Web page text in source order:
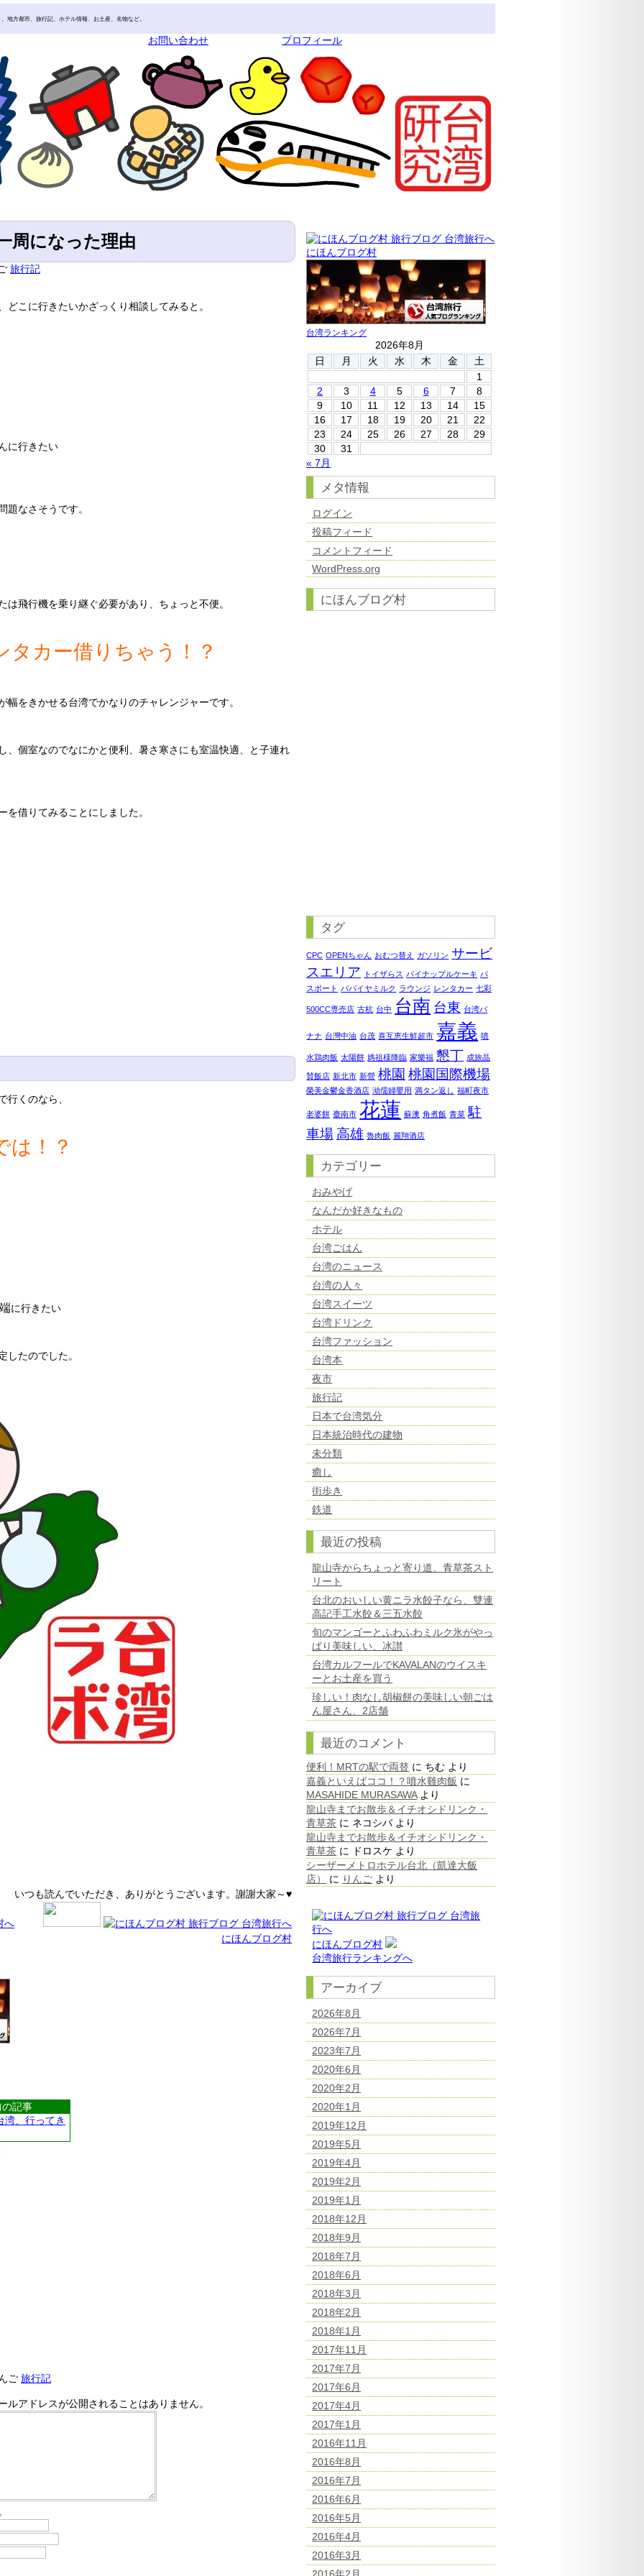
地方都市、旅行記、ホテル情報、お土産、名物など。
お問い合わせ プロフィール
周になった理由
旅行記
こに行きたいかざっくり相談してみると。
に行きたい
題なさそうです。
飛行機を乗り継ぐ必要があり、ちょっと不便。
タカー借りちゃう！？
をきかせる台湾でかなりのチャレンジャーです。
、個室なのでなにかと便利、暑さ寒さにも室温快適、と子連れ
借りてみることにしました。
行くのなら、
は！？
に行きたい
したのでした。
いつも読んでいただき、ありがとうございます。謝謝大家～♥
にほんブログ村
の記事
湾、行ってき
ご 旅行記
アドレスが公開されることはありません。
にほんブログ村
台湾ランキング
2026年8月
日
月 火 水 木 金
土
1
2
3 4 5 6 7
8
9
10 11 12 13 14
15
16
17 18 19 20 21
22
23
24 25 26 27 28
29
30
31
« 7月
メタ情報
ログイン
投稿フィード
コメントフィード
WordPress.org
にほんブログ村
タグ
CPC OPENちゃん おむつ替え ガソリン サービ
スエリア
トイザらス パイナップルケーキ パ
スポート パパイヤミルク ラウンジ レンタカー 七彩
500CC専売店 古杭 台中 台南 台東 台湾バ
ナナ 台灣中油 台茂 喜互恵生鮮超市 嘉義 噴
水鶏肉飯 太陽餅 媽祖様降臨 家樂福 懇丁 成旅晶
賛飯店 新北市 新營 桃園 桃園国際機場
榮美金鬱金香酒店 泑儒婦嬰用 満タン返し 福町夜市
老婆餅 臺南市 花蓮 蘇澳 角煮飯 青菜 駐
車場 高雄 魯肉飯 麗翔酒店
カテゴリー
おみやげ
なんだか好きなもの
ホテル
台湾ごはん
台湾のニュース
台湾の人々
台湾スイーツ
台湾ドリンク
台湾ファッション
台湾本
夜市
旅行記
日本で台湾気分
日本統治時代の建物
未分類
癒し
街歩き
鉄道
最近の投稿
龍山寺からちょっと寄り道、青草茶スト
リート
台北のおいしい黄ニラ水餃子なら、雙連
高記手工水餃＆三五水餃
旬のマンゴーとふわふわミルク氷がやっ
ぱり美味しい、冰讃
台湾カルフールでKAVALANのウイスキ
ーとお土産を買う
珍しい！肉なし胡椒餅の美味しい朝ごは
ん屋さん、2店舗
最近のコメント
便利！MRTの駅で両替 に ちむ より
嘉義といえばココ！？噴水雞肉飯 に
MASAHIDE MURASAWAより
龍山寺までお散歩＆イチオシドリンク・
青草茶 に ネコシバより
龍山寺までお散歩＆イチオシドリンク・
青草茶 に ドロスケ より
シーザーメトロホテル台北（凱達大飯
店）
に りんご より
にほんブログ村
台湾旅行ランキングへ
アーカイブ
2026年8月
2026年7月
2023年7月
2020年6月
2020年2月
2020年1月
2019年12月
2019年5月
2019年4月
2019年2月
2019年1月
2018年12月
2018年9月
2018年7月
2018年6月
2018年3月
2018年2月
2018年1月
2017年11月
2017年7月
2017年6月
2017年4月
2017年1月
2016年11月
2016年8月
2016年7月
2016年6月
2016年5月
2016年4月
2016年3月